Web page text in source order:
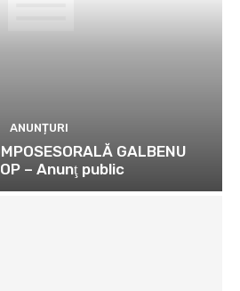
ANUNȚURI
GALBENU
– Anunţ public